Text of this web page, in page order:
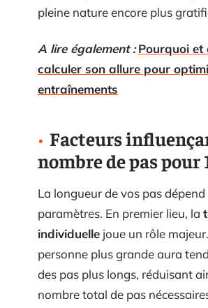
pleine nature encore plus
A lire également : Pourquoi et
calculer son allure pour
entraînements
Facteurs
nombre de pas pour
La longueur de vos pas
paramètres. En premier lieu, la
individuelle joue un rôle
personne plus grande aura
des pas plus longs, réduisant
nombre total de pas